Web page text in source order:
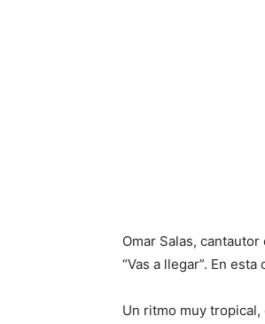
Omar Salas,
“Vas a llegar”. En
Un ritmo muy